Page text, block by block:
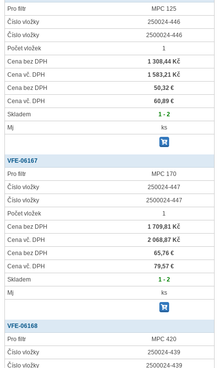
Pro filtr
MPC 125
Číslo vložky
250024-446
Číslo vložky
2500024-446
Počet vložek
1
Cena bez DPH
1 308,44 Kč
Cena vč. DPH
1 583,21 Kč
Cena bez DPH
50,32 €
Cena vč. DPH
60,89 €
Skladem
1 - 2
Mj
ks
VFE-06167
Pro filtr
MPC 170
Číslo vložky
250024-447
Číslo vložky
2500024-447
Počet vložek
1
Cena bez DPH
1 709,81 Kč
Cena vč. DPH
2 068,87 Kč
Cena bez DPH
65,76 €
Cena vč. DPH
79,57 €
Skladem
1 - 2
Mj
ks
VFE-06168
Pro filtr
MPC 420
Číslo vložky
250024-439
Číslo vložky
2500024-439